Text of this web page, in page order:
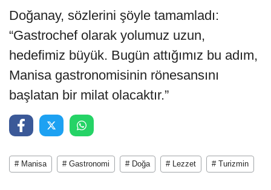
Doğanay, sözlerini şöyle tamamladı:
“Gastrochef olarak yolumuz uzun,
hedefimiz büyük. Bugün attığımız bu adım,
Manisa gastronomisinin rönesansını
başlatan bir milat olacaktır.”
# Manisa # Gastronomi # Doğa # Lezzet # Turizmin